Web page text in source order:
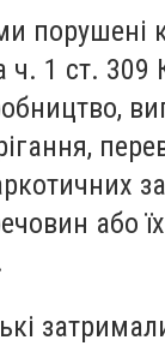
порушені
1 ст. 309
або